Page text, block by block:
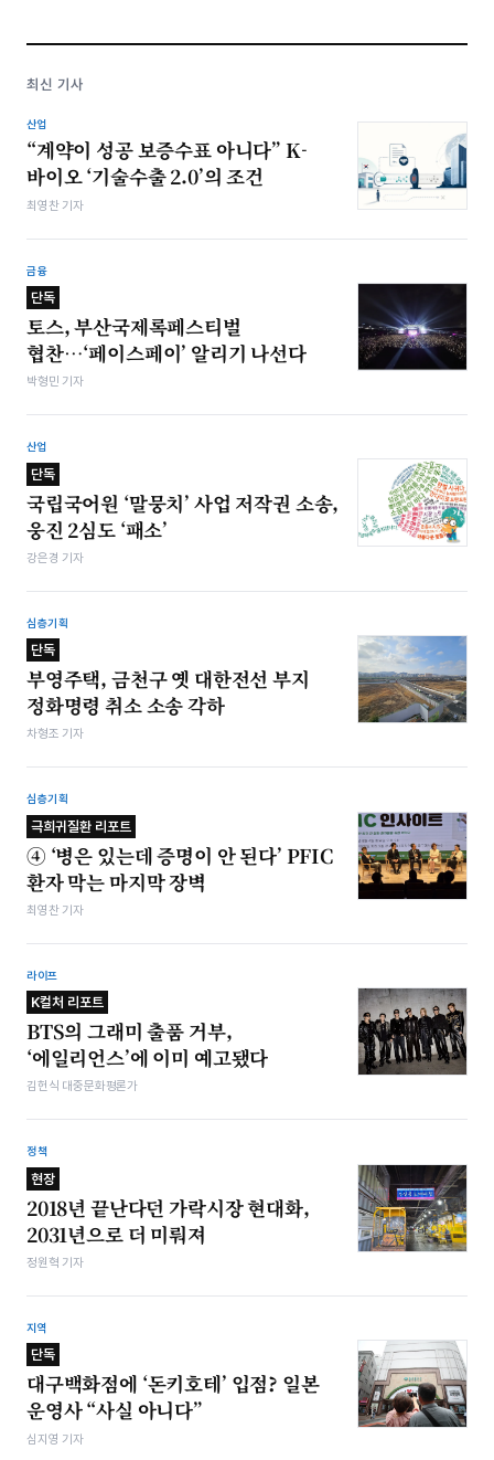
최신 기사
산업
“계약이 성공 보증수표 아니다” K-
바이오 ‘기술수출 2.0’의 조건
최영찬 기자
금융
단독
토스, 부산국제록페스티벌
협찬…‘페이스페이’ 알리기 나선다
박형민 기자
산업
단독
국립국어원 ‘말뭉치’ 사업 저작권 소송,
웅진 2심도 ‘패소’
강은경 기자
심층기획
단독
부영주택, 금천구 옛 대한전선 부지
정화명령 취소 소송 각하
차형조 기자
심층기획
극희귀질환 리포트
④ ‘병은 있는데 증명이 안 된다’ PFIC
환자 막는 마지막 장벽
최영찬 기자
라이프
K컬처 리포트
BTS의 그래미 출품 거부,
‘에일리언스’에 이미 예고됐다
김헌식 대중문화평론가
정책
현장
2018년 끝난다던 가락시장 현대화,
2031년으로 더 미뤄져
정원혁 기자
지역
단독
대구백화점에 ‘돈키호테’ 입점? 일본
운영사 “사실 아니다”
심지영 기자